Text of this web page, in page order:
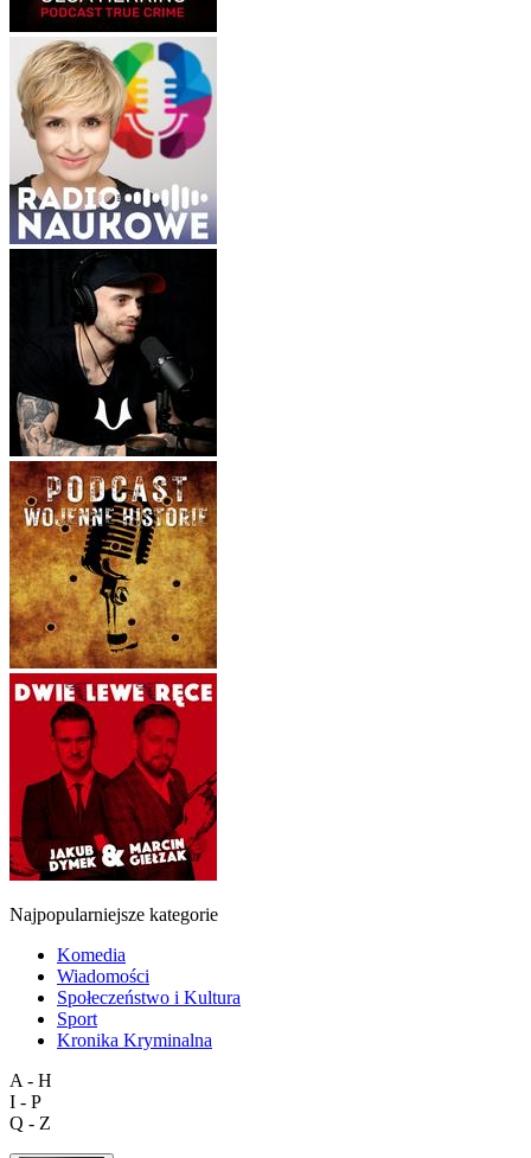
Najpopularniejsze kategorie
Komedia
Wiadomości
Społeczeństwo i Kultura
Sport
Kronika Kryminalna
A - H
I - P
Q - Z